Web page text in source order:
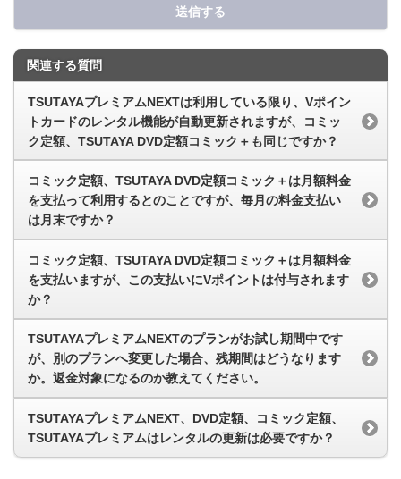
送信する
関連する質問
TSUTAYAプレミアムNEXTは利用している限り、Vポイン
トカードのレンタル機能が自動更新されますが、コミッ
ク定額、TSUTAYA DVD定額コミック＋も同じですか？
コミック定額、TSUTAYA DVD定額コミック＋は月額料金
を支払って利用するとのことですが、毎月の料金支払い
は月末ですか？
コミック定額、TSUTAYA DVD定額コミック＋は月額料金
を支払いますが、この支払いにVポイントは付与されます
か？
TSUTAYAプレミアムNEXTのプランがお試し期間中です
が、別のプランへ変更した場合、残期間はどうなります
か。返金対象になるのか教えてください。
TSUTAYAプレミアムNEXT、DVD定額、コミック定額、
TSUTAYAプレミアムはレンタルの更新は必要ですか？